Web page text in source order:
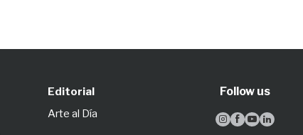
Editorial
Arte al Día
Follow us
   